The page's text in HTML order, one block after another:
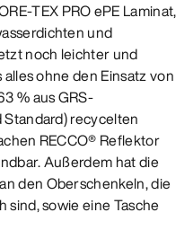
TEX PRO ePE Laminat,
und
noch leichter und
ohne den Einsatz von
% aus GRS-
recycelten
RECCO® Reflektor
Außerdem hat die
den Oberschenkeln, die
sowie eine Tasche